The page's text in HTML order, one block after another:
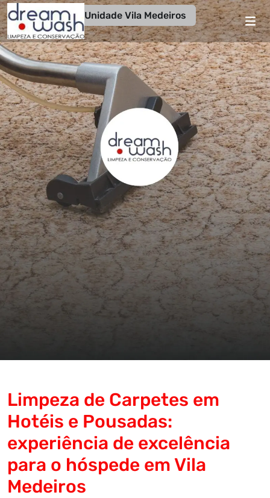
Unidade Vila Medeiros
Limpeza de Carpetes em
Hotéis e Pousadas:
experiência de excelência
para o hóspede em Vila
Medeiros